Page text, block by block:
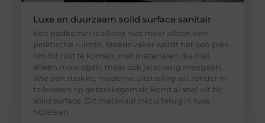
Luxe en duurzaam solid surface sanitair
Een badkamer is allang niet meer alleen een
praktische ruimte. Steeds vaker wordt het een plek
om tot rust te komen, met materialen die niet
alleen mooi ogen, maar ook jarenlang meegaan.
Wie een strakke, moderne uitstraling wil zonder in
te leveren op gebruiksgemak, komt al snel uit bij
solid surface. Dit materiaal ziet u terug in luxe
hotels en